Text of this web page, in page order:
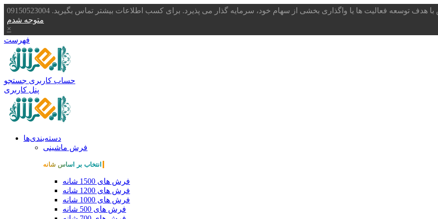
با هدف توسعه فعالیت ها یا واگذاری بخشی از سهام خود، سرمایه گذار می پذیرد. برای کسب اطلاعات بیشتر تماس بگیرید. 09150523004
متوجه شدم
×
فهرست
حساب کاربری جستجو
پنل کاربری
دسته‌بندی‌ها
فرش ماشینی
انتخاب بر اساس شانه
فرش های 1500 شانه
فرش های 1200 شانه
فرش های 1000 شانه
فرش های 500 شانه